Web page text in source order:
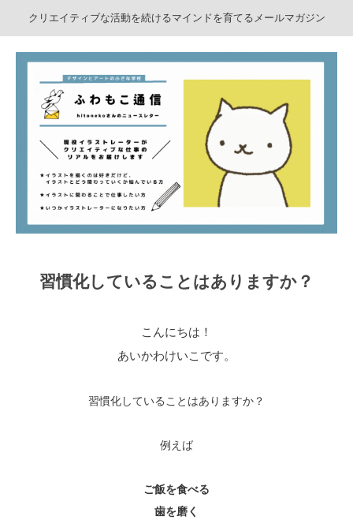
クリエイティブな活動を続けるマインドを育てるメールマガジン
習慣化していることはありますか？
こんにちは！
あいかわけいこです。
習慣化していることはありますか？
例えば
ご飯を食べる
歯を磨く